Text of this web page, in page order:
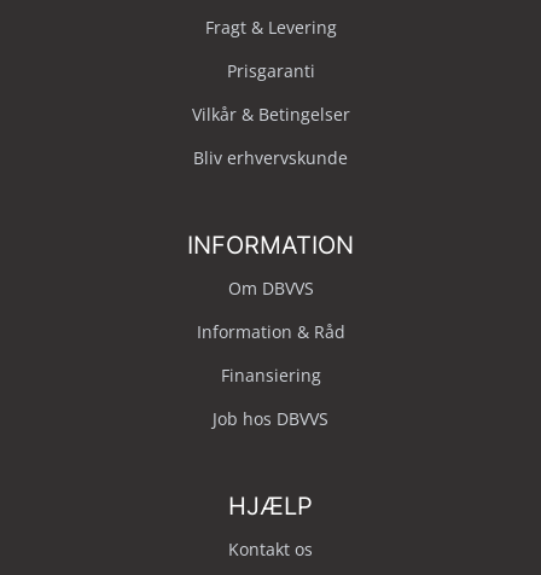
Fragt & Levering
Prisgaranti
Vilkår & Betingelser
Bliv erhvervskunde
INFORMATION
Om DBVVS
Information & Råd
Finansiering
Job hos DBVVS
HJÆLP
Kontakt os